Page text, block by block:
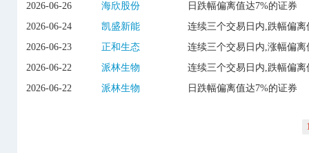
2026-06-26
海欣股份
日跌幅偏离值达7%的证券
2026-06-24
凯盛新能
连续三个交易日内,跌幅偏离
2026-06-23
正和生态
连续三个交易日内,涨幅偏离
2026-06-22
派林生物
连续三个交易日内,跌幅偏离
2026-06-22
派林生物 日跌幅偏离值达7%的证券